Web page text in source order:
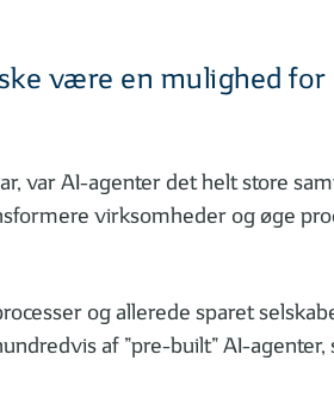
være en mulighed
var AI-agenter det helt store
virksomheder og øge
og allerede sparet
af ”pre-built” AI-agenter,